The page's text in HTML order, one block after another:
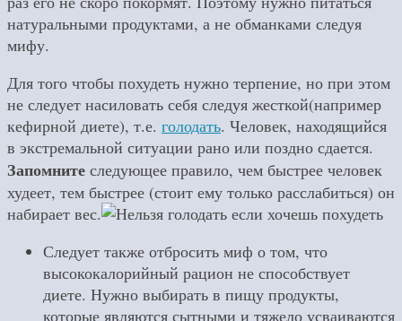
натуральными продуктами, а не обманками следуя
мифу.
Для того чтобы похудеть нужно терпение, но при этом
не следует насиловать себя следуя жесткой(например
кефирной диете), т.е. голодать. Человек, находящийся
в экстремальной ситуации рано или поздно сдается.
Запомните следующее правило, чем быстрее человек
худеет, тем быстрее (стоит ему только расслабиться) он
набирает вес.
Следует также отбросить миф о том, что
высококалорийный рацион не способствует
диете. Нужно выбирать в пищу продукты,
которые являются сытными и тяжело усваиваются